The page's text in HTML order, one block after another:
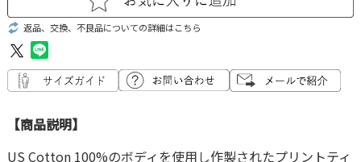
返品、交換、不良品についての詳細はこちら
【商品説明】
US Cotton 100%のボディを使用し作製されたプリントティ